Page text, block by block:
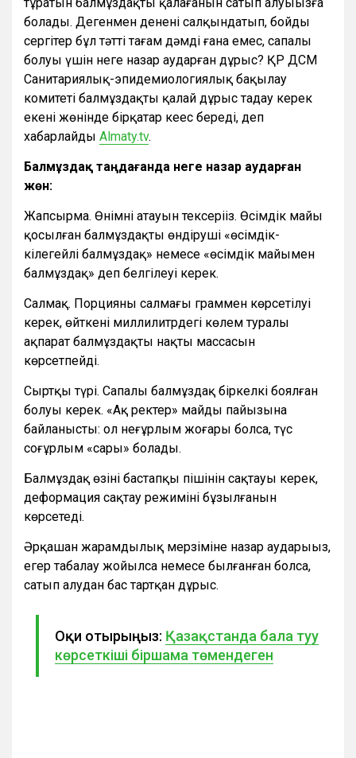
болады. Дегенмен денені салқындатып, бойды
сергітер бұл тәтті тағам дәмді ғана емес, сапалы
болуы үшін неге назар аударған дұрыс? ҚР ДСМ
Санитариялық-эпидемиологиялық бақылау
комитеті балмұздақты қалай дұрыс таңдау керек
екені жөнінде бірқатар кеңес береді, деп
хабарлайды Аlmaty.tv.
Балмұздақ таңдағанда неге назар аударған
жөн:
Жапсырма. Өнімнің атауын тексеріңіз. Өсімдік майы
қосылған балмұздақты өндіруші «өсімдік-
кілегейлі балмұздақ» немесе «өсімдік майымен
балмұздақ» деп белгілеуі керек.
Салмақ. Порцияның салмағы граммен көрсетілуі
керек, өйткені миллилитрдегі көлем туралы
ақпарат балмұздақтың нақты массасын
көрсетпейді.
Сыртқы түрі. Сапалы балмұздақ біркелкі боялған
болуы керек. «Ақ реңктер» майдың пайызына
байланысты: ол неғұрлым жоғары болса, түс
соғұрлым «сары» болады.
Балмұздақ өзінің бастапқы пішінін сақтауы керек,
деформация сақтау режимінің бұзылғанын
көрсетеді.
Әрқашан жарамдылық мерзіміне назар аударыңыз,
егер таңбалау жойылса немесе былғанған болса,
сатып алудан бас тартқан дұрыс.
Оқи отырыңыз: Қазақстанда бала туу
көрсеткіші біршама төмендеген